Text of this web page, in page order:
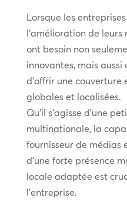
Lorsque les
l’amélioration de leurs
ont besoin non
innovantes, mais
d’offrir une couverture
globales et localisées.
Qu’il s’agisse d’une
multinationale, la
fournisseur de médias
d’une forte présence
locale adaptée est
l’entreprise.